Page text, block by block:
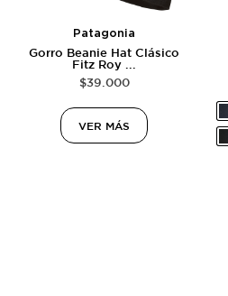
Patagonia
Gorro Beanie Hat Clásico
Fitz Roy ...
$39.000
VER MÁS